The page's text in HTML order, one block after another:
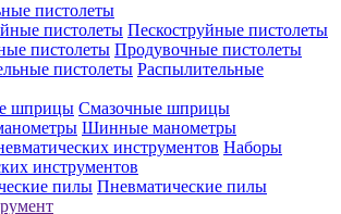
пистолеты
Пескоструйные пистолеты
Продувочные пистолеты
Распылительные
Смазочные шприцы
Шинные манометры
Наборы
инструментов
Пневматические пилы